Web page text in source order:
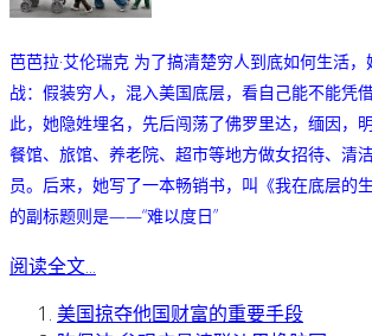
芭芭拉·艾伦瑞克 为了搞清楚穷人到底如何生活
战：假装穷人，混入美国底层，看自己能不能凭
此，她隐姓埋名，先后闯荡了佛罗里达，缅因，
餐馆、旅馆、养老院、超市等地方做女招待、清
员。后来，她写了一本畅销书，叫《我在底层的
的副标题则是——“难以度日”
阅读全文...
美国掠夺他国财富的重要手段